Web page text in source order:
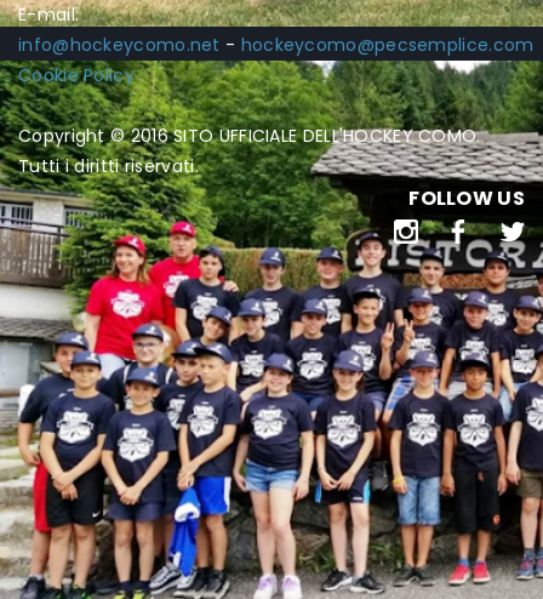
E-mail:
info@hockeycomo.net - hockeycomo@pecsemplice.com
Cookie Policy
Copyright © 2016 SITO UFFICIALE DELL'HOCKEY COMO.
Tutti i diritti riservati.
FOLLOW US